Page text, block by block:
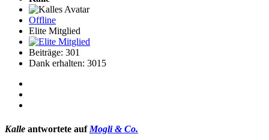
Offline
Elite Mitglied
Beiträge: 301
Dank erhalten: 3015
Kalle antwortete auf Mogli & Co.